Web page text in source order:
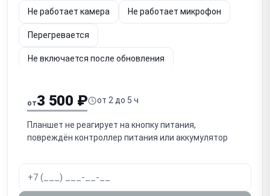
Не работает камера Не работает микрофон
Перегревается
Не включается после обновления
от3 500 ₽ от 2 до 5 ч
Планшет не реагирует на кнопку питания,
повреждён контроллер питания или аккумулятор